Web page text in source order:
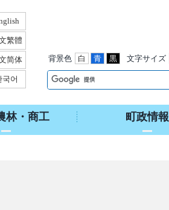
繁體
简体
국어
背景色 白 青 黒 文字サイズ
林・商工 町政情報